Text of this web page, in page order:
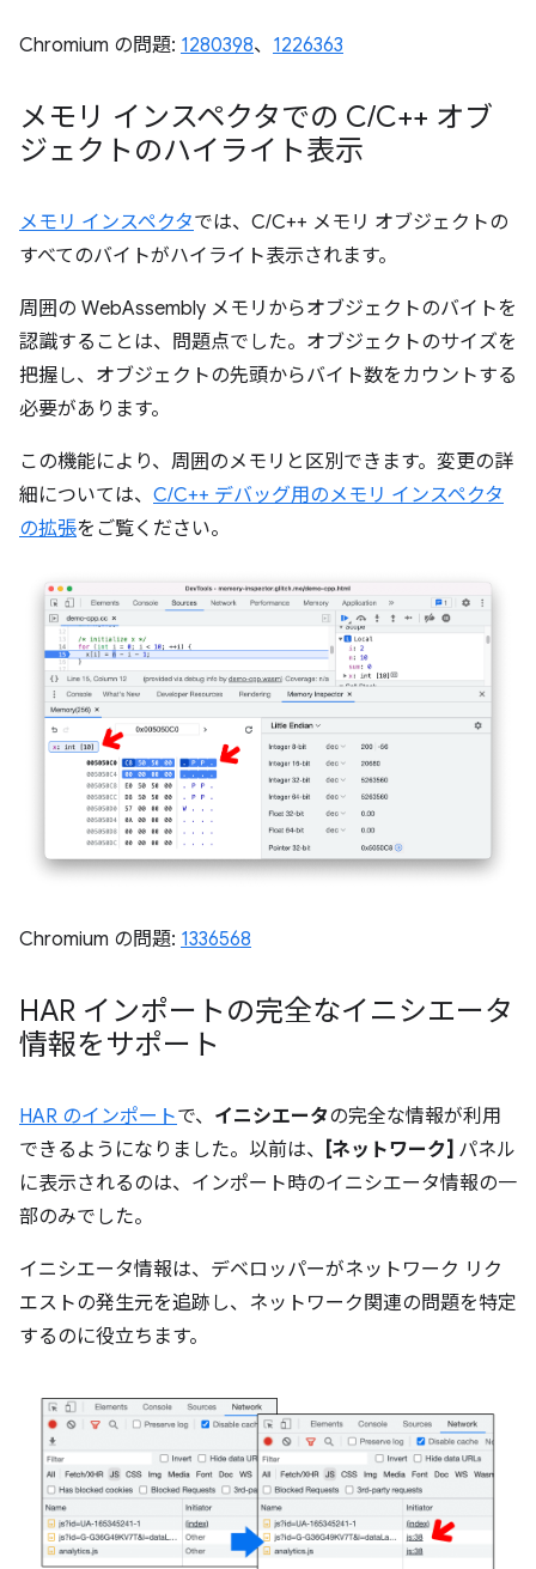
Chromium の問題: 1280398、 1226363
メモリ インスペクタでの C/C++ オブ
ジェクトのハイライト表示
メモリ インスペクタでは、C/C++ メモリ オブジェクトの
すべてのバイトがハイライト表示されます。
周囲の WebAssembly メモリからオブジェクトのバイトを
認識することは、問題点でした。オブジェクトのサイズを
把握し、オブジェクトの先頭からバイト数をカウントする
必要があります。
この機能により、周囲のメモリと区別できます。変更の詳
細については、 C/C++ デバッグ用のメモリ インスペクタ
の拡張をご覧ください。
Chromium の問題: 1336568
HAR インポートの完全なイニシエータ
情報をサポート
HAR のインポートで、 イニシエータの完全な情報が利用
できるようになりました。以前は、
[ネットワーク] パネル
に表示されるのは、インポート時のイニシエータ情報の一
部のみでした。
イニシエータ情報は、デベロッパーがネットワーク リク
エストの発生元を追跡し、ネットワーク関連の問題を特定
するのに役立ちます。